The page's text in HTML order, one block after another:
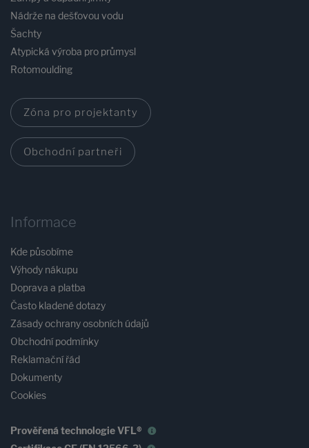
Nádrže na dešťovou vodu
Šachty
Atypická výroba pro průmysl
Rotomoulding
Zóna pro projektanty
Obchodní partneři
Informace
Kde působíme
Výhody nákupu
Doprava a platba
Často kladené dotazy
Zásady ochrany osobních údajů
Obchodní podmínky
Reklamační řád
Dokumenty
Cookies
Prověřená technologie VFL®